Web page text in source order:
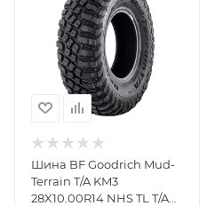
Шина BF Goodrich Mud-
Terrain T/A KM3
28X10.00R14 NHS TL T/A